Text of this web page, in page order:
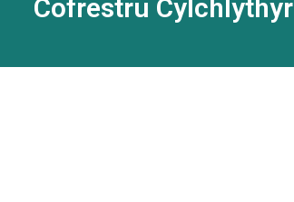
Cofrestru Cylchlythyr